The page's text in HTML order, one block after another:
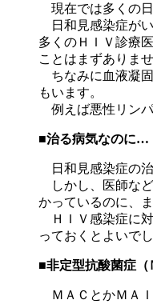
現在では多くの日
日和見感染症が
多くのＨＩＶ診療
ことはまずありませ
ちなみに血液凝固
もいます。
例えば悪性リンパ
■治る病気なのに…
日和見感染症の治
しかし、医師など
かっているのに、
ＨＩＶ感染症に対
っておくとよいでし
■非定型抗酸菌症（
ＭＡＣとかＭＡＩ